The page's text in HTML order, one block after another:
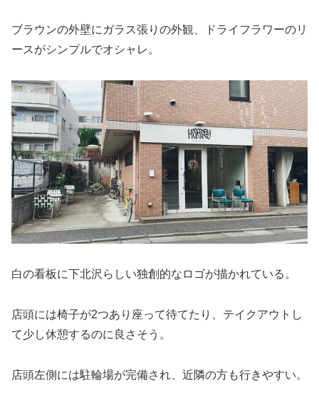
ブラウンの外壁にガラス張りの外観、ドライフラワーのリ
ースがシンプルでオシャレ。
白の看板に下北沢らしい独創的なロゴが描かれている。
店頭には椅子が2つあり座って待てたり、テイクアウトし
て少し休憩するのに良さそう。
店頭左側には駐輪場が完備され、近隣の方も行きやすい。